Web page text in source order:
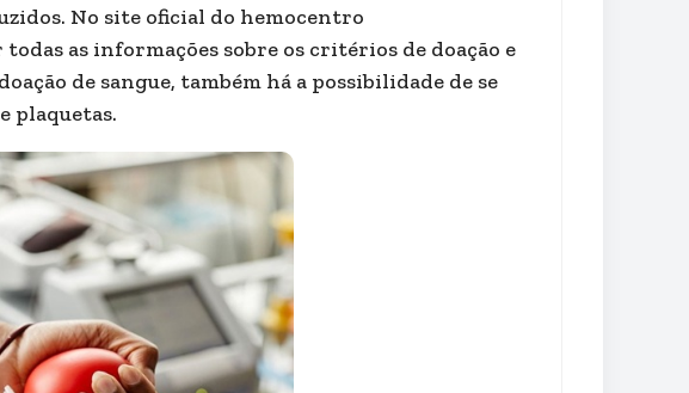
No site oficial do hemocentro
as informações sobre os critérios de doação e
de sangue, também há a possibilidade de se
plaquetas.